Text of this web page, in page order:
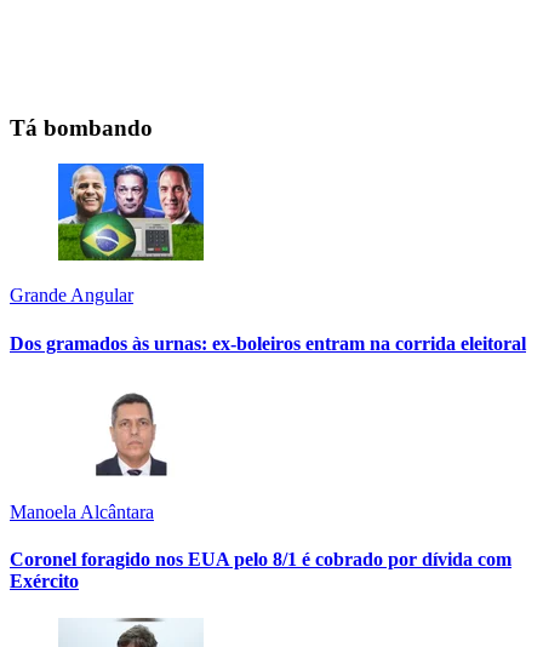
Tá bombando
Grande Angular
Dos gramados às urnas: ex-boleiros entram na corrida eleitoral
Manoela Alcântara
Coronel foragido nos EUA pelo 8/1 é cobrado por dívida com
Exército